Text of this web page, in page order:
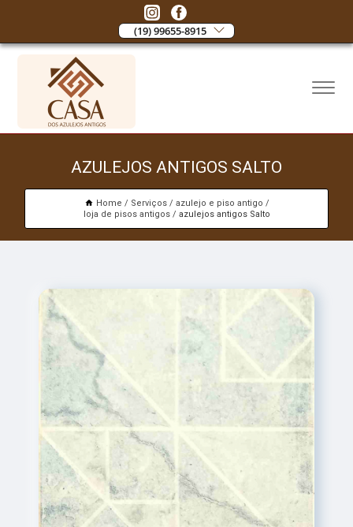
(19) 99655-8915
AZULEJOS ANTIGOS SALTO
Home Serviços
azulejo e piso antigo
loja de pisos antigos
azulejos antigos Salto